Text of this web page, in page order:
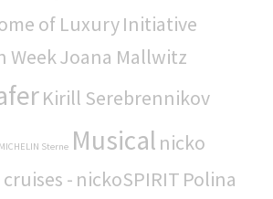
of LuxuryInitiative
WeekJoana Mallwitz
Kirill Serebrennikov
MICHELIN Sterne Musical nicko
- nickoSPIRIT Polina